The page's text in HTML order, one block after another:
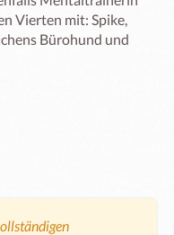
Vierten mit: Spike,
Bürohund und